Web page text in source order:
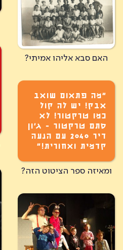
האם סבא אליהו אמיתי?
״מה פתאום שואב
אבק! יש לה קול
כמו טרקטור! לא
סתם טרקטור - ג'ון
דיר 2040 עם הנעה
קדמית ואחורית!”
ומאיזה ספר הציטוט הזה?